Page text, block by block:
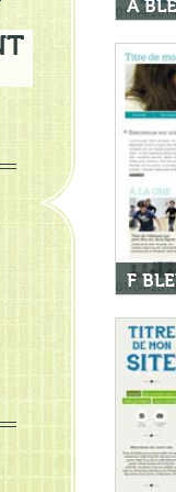
A
01/04/2014
F
01/04/2014